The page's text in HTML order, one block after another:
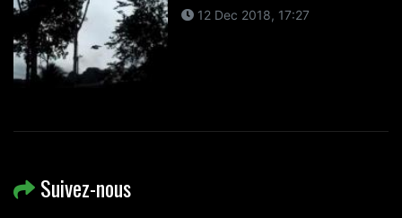
12 Dec 2018, 17:27
Suivez-nous